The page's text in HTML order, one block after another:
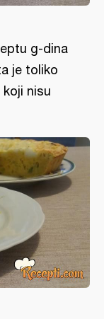
g-dina
je toliko
nisu